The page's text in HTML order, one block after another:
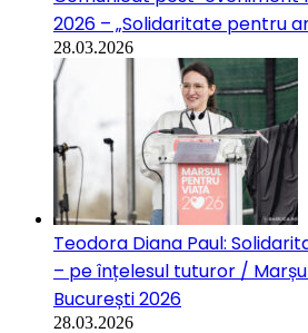
2026 – „Solidaritate pentru
28.03.2026
Teodora Diana Paul:
– pe înțelesul tuturor /
București 2026
28.03.2026